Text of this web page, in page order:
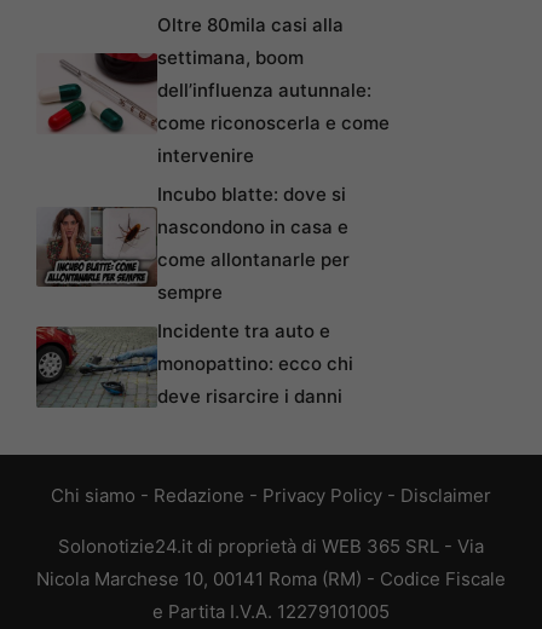
Oltre 80mila casi alla
settimana, boom
dell’influenza autunnale:
come riconoscerla e come
intervenire
Incubo blatte: dove si
nascondono in casa e
come allontanarle per
sempre
Incidente tra auto e
monopattino: ecco chi
deve risarcire i danni
Chi siamo - Redazione - Privacy Policy - Disclaimer
Solonotizie24.it di proprietà di WEB 365 SRL - Via
Nicola Marchese 10, 00141 Roma (RM) - Codice Fiscale
e Partita I.V.A. 12279101005